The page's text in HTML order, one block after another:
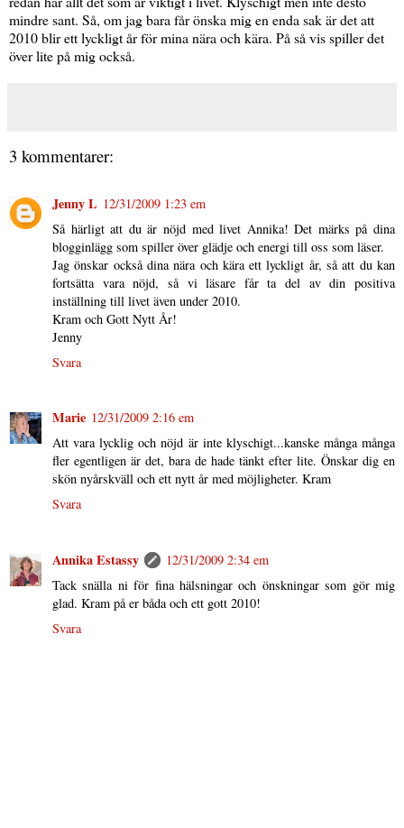
mindre sant. Så, om jag bara får önska mig en enda sak är det att
2010 blir ett lyckligt år för mina nära och kära. På så vis spiller det
över lite på mig också.
3 kommentarer:
Jenny L 12/31/2009 1:23 em
Så härligt att du är nöjd med livet Annika! Det märks på dina
blogginlägg som spiller över glädje och energi till oss som läser.
Jag önskar också dina nära och kära ett lyckligt år, så att du kan
fortsätta vara nöjd, så vi läsare får ta del av din positiva
inställning till livet även under 2010.
Kram och Gott Nytt År!
Jenny
Svara
Marie 12/31/2009 2:16 em
Att vara lycklig och nöjd är inte klyschigt...kanske många många
fler egentligen är det, bara de hade tänkt efter lite. Önskar dig en
skön nyårskväll och ett nytt år med möjligheter. Kram
Svara
Annika Estassy
12/31/2009 2:34 em
Tack snälla ni för fina hälsningar och önskningar som gör mig
glad. Kram på er båda och ett gott 2010!
Svara